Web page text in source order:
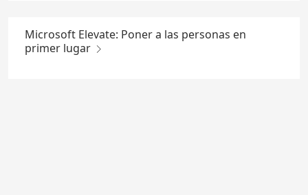
Microsoft Elevate: Poner a las personas en
primer lugar